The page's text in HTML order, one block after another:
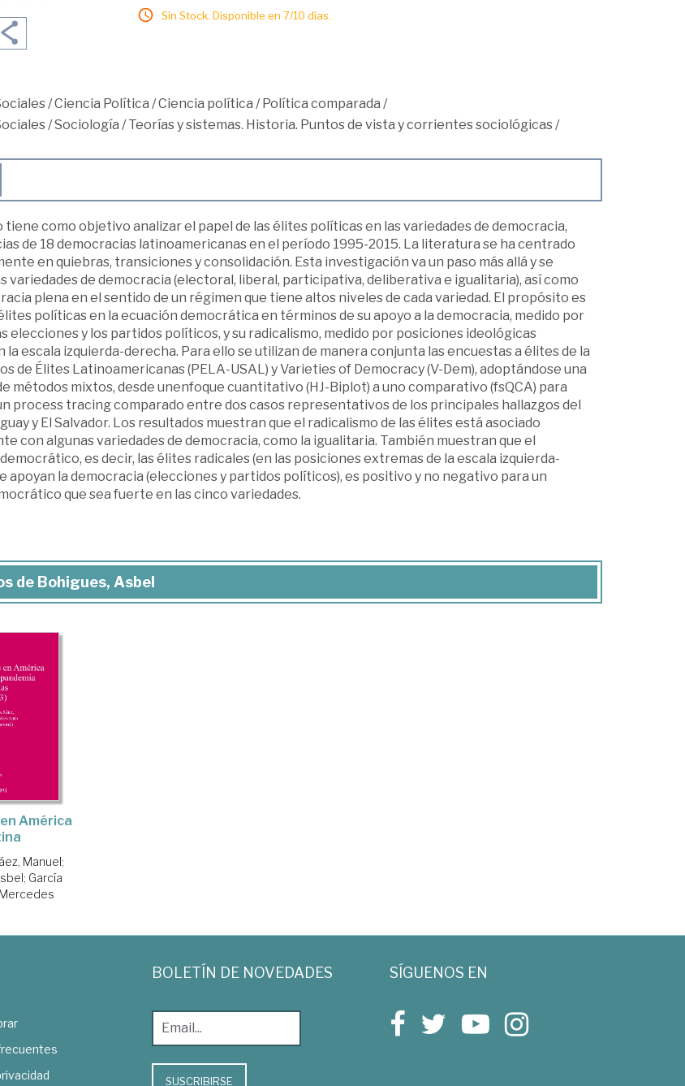
Sin Stock. Disponible en 7/10 días.
/Ciencia Política /Ciencia política /Política comparada /
/Sociología /Teorías y sistemas. Historia. Puntos de vista y corrientes sociológicas/
tiene como objetivo analizar el papel de las élites políticas en las variedades de democracia,
de 18 democracias latinoamericanas en el período 1995-2015. La literatura se ha centrado
en quiebras, transiciones y consolidación. Esta investigación va un paso más allá y se
variedades de democracia (electoral, liberal, participativa, deliberativa e igualitaria), así como
plena en el sentido de un régimen que tiene altos niveles de cada variedad. El propósito es
políticas en la ecuación democrática en términos de su apoyo a la democracia, medido por
elecciones y los partidos políticos, y su radicalismo, medido por posiciones ideológicas
la escala izquierda-derecha. Para ello se utilizan de manera conjunta las encuestas a élites de la
de Élites Latinoamericanas (PELA-USAL) y Varieties of Democracy (V-Dem), adoptándose una
métodos mixtos, desde unenfoque cuantitativo (HJ-Biplot) a uno comparativo (fsQCA) para
process tracing comparado entre dos casos representativos de los principales hallazgos del
y El Salvador. Los resultados muestran que el radicalismo de las élites está asociado
con algunas variedades de democracia, como la igualitaria. También muestran que el
es decir, las élites radicales (en las posiciones extremas de la escala izquierda-
apoyan la democracia (elecciones y partidos políticos), es positivo y no negativo para un
que sea fuerte en las cinco variedades.
de Bohigues, Asbel
América
Manuel;
; García
BOLETÍN DE NOVEDADES
SUSCRIBIRSE
SÍGUENOS EN